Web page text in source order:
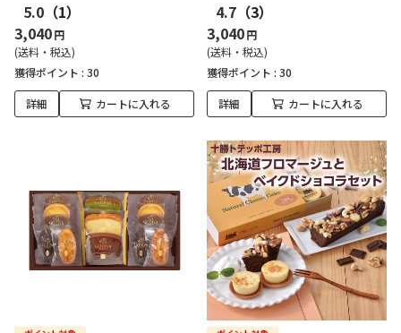
5.0 （1）
3,040円
(送料・税込)
獲得ポイント : 30
詳細 カートに入れる
4.7 （3）
3,040円
(送料・税込)
獲得ポイント : 30
詳細 カートに入れる